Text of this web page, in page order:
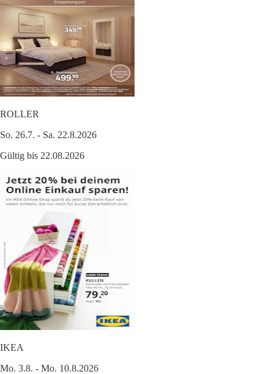
ROLLER
So. 26.7. - Sa. 22.8.2026
Gültig bis 22.08.2026
IKEA
Mo. 3.8. - Mo. 10.8.2026